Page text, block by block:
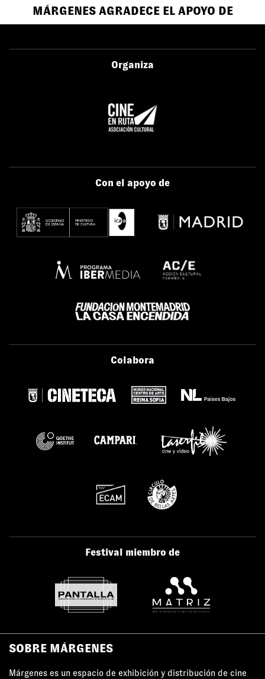
MÁRGENES AGRADECE EL APOYO DE
Organiza
Con el apoyo de
Colabora
Festival miembro de
SOBRE MÁRGENES
Márgenes es un espacio de exhibición y distribución de cine